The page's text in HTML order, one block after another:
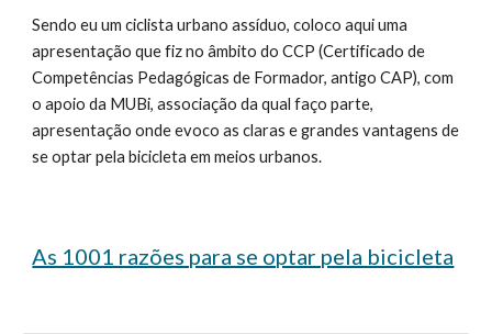
Sendo eu um ciclista urbano assíduo, coloco aqui uma
apresentação que fiz no âmbito do CCP (Certificado de
Competências Pedagógicas de Formador, antigo CAP), com
o apoio da MUBi, associação da qual faço parte,
apresentação onde evoco as claras e grandes vantagens de
se optar pela bicicleta em meios urbanos.
As 1001 razões para se optar pela bicicleta